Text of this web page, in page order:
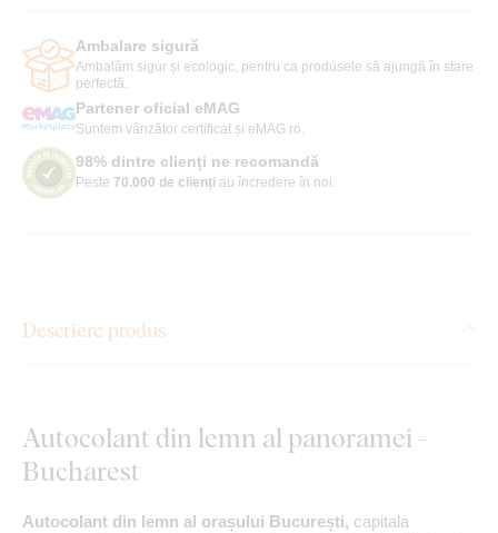
Ambalare sigură
Ambalăm sigur și ecologic, pentru ca produsele să ajungă în stare
perfectă.
Partener oficial eMAG
Suntem vânzător certificat și eMAG.ro.
98% dintre clienți ne recomandă
Peste 70.000 de clienți au încredere în noi.
Descriere produs
Autocolant din lemn al panoramei -
Bucharest
Autocolant din lemn al orașului București, capitala